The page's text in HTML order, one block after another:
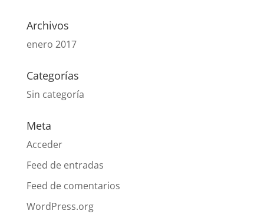
Archivos
enero 2017
Categorías
Sin categoría
Meta
Acceder
Feed de entradas
Feed de comentarios
WordPress.org